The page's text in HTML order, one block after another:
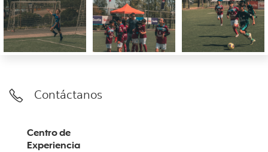
Contáctanos
Centro de
Experiencia